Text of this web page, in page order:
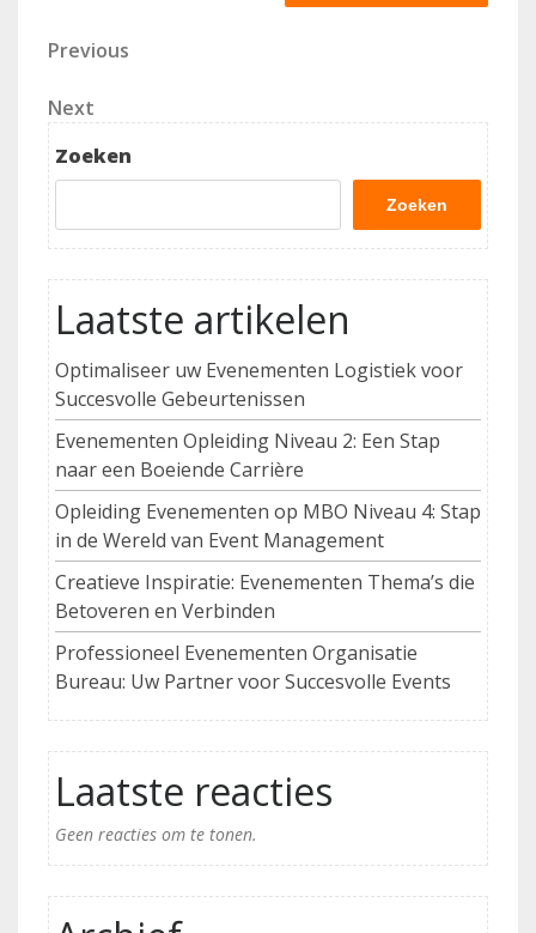
Berichtnavigatie
Previous
Previous
Next
Post
Next
Zoeken
Zoeken
Laatste artikelen
Optimaliseer uw Evenementen Logistiek voor
Succesvolle Gebeurtenissen
Evenementen Opleiding Niveau 2: Een Stap
naar een Boeiende Carrière
Opleiding Evenementen op MBO Niveau 4: Stap
in de Wereld van Event Management
Creatieve Inspiratie: Evenementen Thema’s die
Betoveren en Verbinden
Professioneel Evenementen Organisatie
Bureau: Uw Partner voor Succesvolle Events
Laatste reacties
Geen reacties om te tonen.